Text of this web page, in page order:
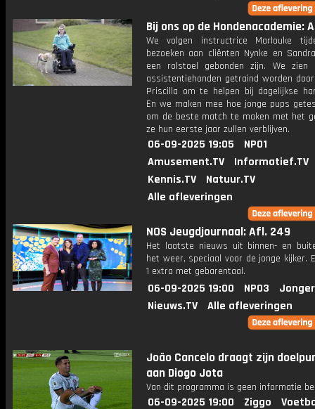
Bij ons op de Hondenacademie:
We volgen instructrice Marlouke
bezoeken aan cliënten Nynke en
een rolstoel gebonden zijn. We zien
assistentiehonden getraind worden
Priscilla om te helpen bij dagelijkse
En we maken mee hoe jonge pups
om de beste match te maken met het
ze hun eerste jaar zullen verblijven.
06-09-2025 19:05
NPO1
Amusement.TV
Informatief.TV
Kennis.TV
Natuur.TV
Alle afleveringen
NOS Jeugdjournaal: Afl. 249
Het laatste nieuws uit binnen- en
het weer, speciaal voor de jonge kijker.
1 extra met gebarentaal.
06-09-2025 19:00 NPO3
Nieuws.TV
Alle afleveringen
João Cancelo draagt zijn
aan Diogo Jota
Van dit programma is geen informatie
06-09-2025 19:00 Ziggo